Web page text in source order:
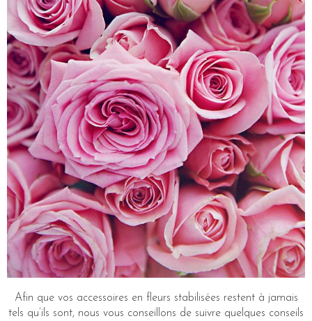
Afin que vos accessoires en fleurs stabilisées restent à jamais
tels qu’ils sont, nous vous conseillons de suivre quelques conseils